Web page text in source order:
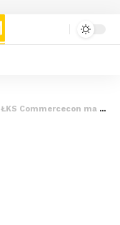
ŁKS Commercecon ma nową przyjmującą. To reprezentantka Finlandii